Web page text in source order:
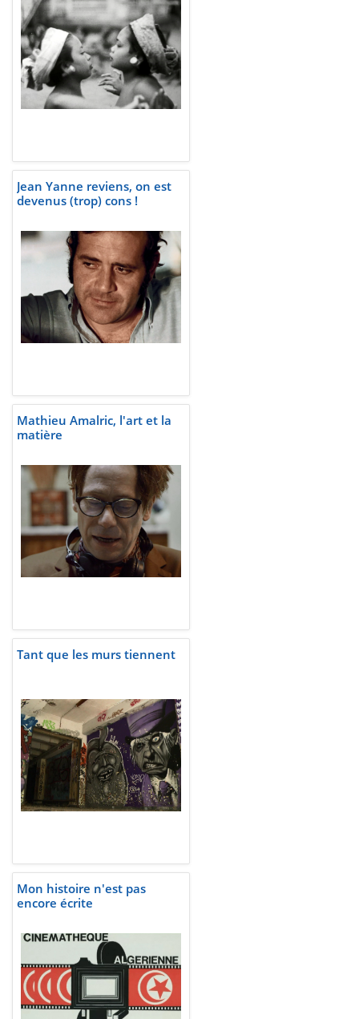
Jean Yanne reviens, on est
devenus (trop) cons !
Mathieu Amalric, l'art et la
matière
Tant que les murs tiennent
Mon histoire n'est pas
encore écrite